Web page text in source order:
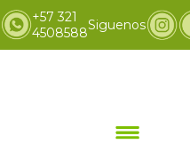
+57 321
4508588Siguenos